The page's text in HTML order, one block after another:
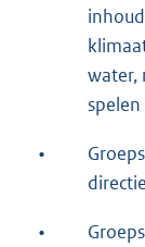
water,
•
•